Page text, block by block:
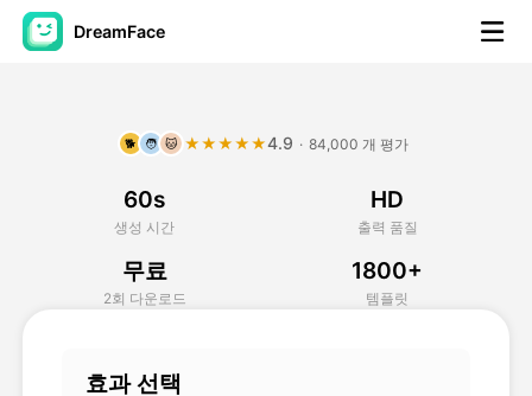
DreamFace
아바타 영상
AI 영상
AI 사진
🐕 🧑 🐱 ★★★★★4.9 · 84,000 개 평가
60s
생성 시간
HD
출력 품질
무료
2회 다운로드
1800+
템플릿
효과 선택